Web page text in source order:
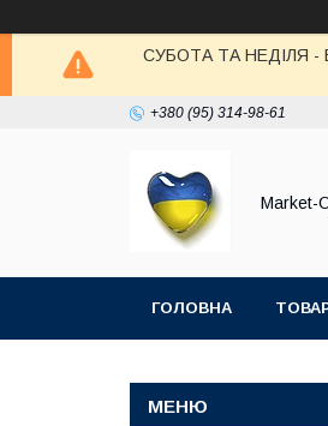
СУБОТА ТА НЕДІЛЯ -
+380 (95) 314-98-61
Market-
ГОЛОВНА